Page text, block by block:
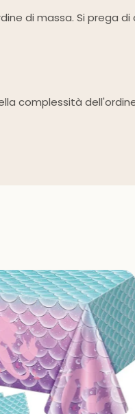
di massa. Si prega
complessità